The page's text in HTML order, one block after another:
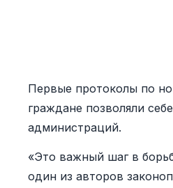
Первые протоколы по
граждане позволяли
администраций.
«Это важный шаг в
один из авторов